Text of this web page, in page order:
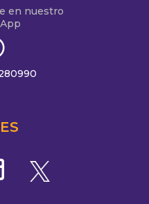
en nuestro